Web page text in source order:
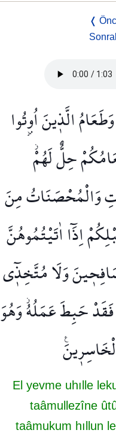
❬
الَّذ۪ينَ اُو۫تُوا
حِلٌّ لَهُمْۘ
وَالْمُحْصَنَاتُ مِنَ
اِذَٓا اٰتَيْتُمُوهُنَّ
وَلَا مُتَّخِذ۪ٓي
حَبِطَ عَمَلُهُۘ وَهُوَ
El yevme uhılle
taâmullezîne
taâmukum hıllun